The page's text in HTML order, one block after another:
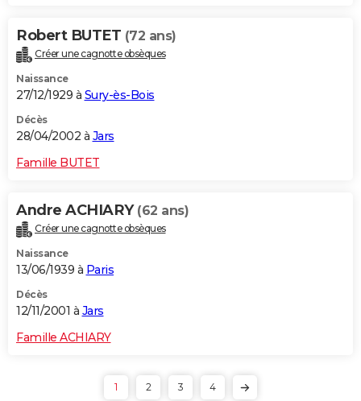
Robert BUTET (72 ans)
Créer une cagnotte obsèques
Naissance
27/12/1929 à Sury-ès-Bois
Décès
28/04/2002 à Jars
Famille BUTET
Andre ACHIARY (62 ans)
Créer une cagnotte obsèques
Naissance
13/06/1939 à Paris
Décès
12/11/2001 à Jars
Famille ACHIARY
1 2 3 4